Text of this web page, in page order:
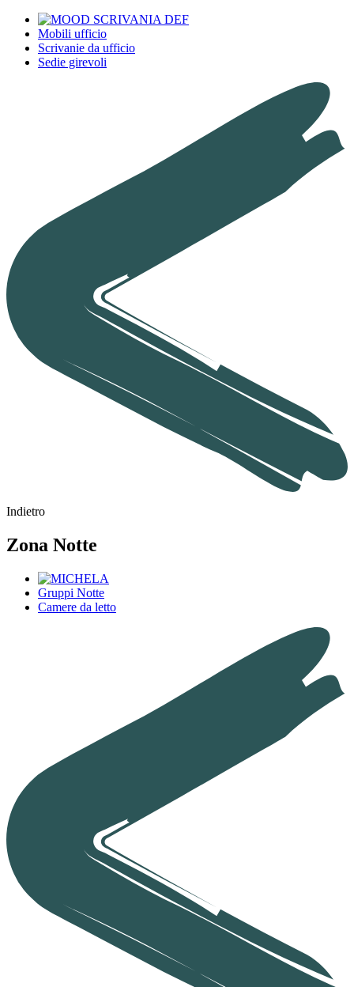
Mobili ufficio
Scrivanie da ufficio
Sedie girevoli
Indietro
Zona Notte
Gruppi Notte
Camere da letto